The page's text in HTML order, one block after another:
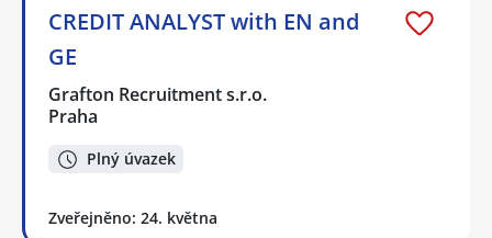
CREDIT ANALYST with EN and
GE
Grafton Recruitment s.r.o.
Praha
Plný úvazek
Zveřejněno: 24. května